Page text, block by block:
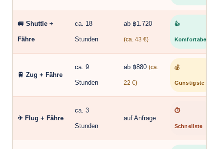
🚐 Shuttle +
Fähre
ca. 18
Stunden
ab ฿1.720
(ca. 43 €)
👍
Komfortabel
🚆 Zug + Fähre
ca. 9
Stunden
ab ฿880 (ca.
22 €)
💰
Günstigste
✈ Flug + Fähre
ca. 3
Stunden
auf Anfrage
⏱
Schnellste